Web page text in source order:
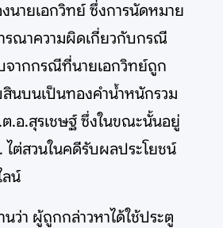
นายเอกวิทย์ ซึ่งการนัดหมาย
รณาความผิดเกี่ยวกับกรณี
ากกรณีที่นายเอกวิทย์ถูก
สินบนเป็นทองคำน้ำหนักรวม
.อ.สุรเชษฐ์ ซึ่งในขณะนั้นอยู่
ไต่สวนในคดีรับผลประโยชน์
น์
นว่า ผู้ถูกกล่าวหาได้ใช้ประตู